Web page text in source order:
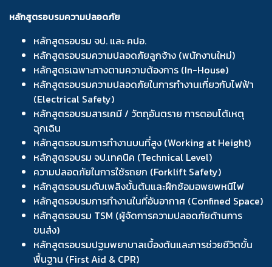
หลักสูตรอบรมความปลอดภัย
หลักสูตรอบรม จป. และ คปอ.
หลักสูตรอบรมความปลอดภัยลูกจ้าง (พนักงานใหม่)
หลักสูตรเฉพาะทางตามความต้องการ (In-House)
หลักสูตรอบรมความปลอดภัยในการทำงานเกี่ยวกับไฟฟ้า
(Electrical Safety)
หลักสูตรอบรมสารเคมี / วัตถุอันตราย การตอบโต้เหตุ
ฉุกเฉิน
หลักสูตรอบรมการทำงานบนที่สูง (Working at Height)
หลักสูตรอบรม จป.เทคนิค (Technical Level)
ความปลอดภัยในการใช้รถยก (Forklift Safety)
หลักสูตรอบรมดับเพลิงขั้นต้นและฝึกซ้อมอพยพหนีไฟ
หลักสูตรอบรมการทำงานในที่อับอากาศ (Confined Space)
หลักสูตรอบรม TSM (ผู้จัดการความปลอดภัยด้านการ
ขนส่ง)
หลักสูตรอบรมปฐมพยาบาลเบื้องต้นและการช่วยชีวิตขั้น
พื้นฐาน (First Aid & CPR)